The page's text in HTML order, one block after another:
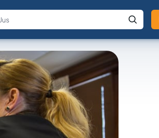
Fale com a IA Buscar no Jus